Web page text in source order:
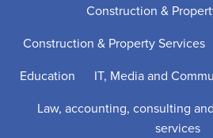
Construction &
Construction & Property Services
Education
IT, Media and
Law, accounting, consulting
services